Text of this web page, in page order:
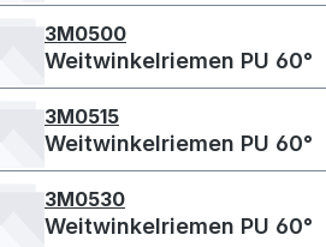
3M0500
Weitwinkelriemen PU 60°
3M0515
Weitwinkelriemen PU 60°
3M0530
Weitwinkelriemen PU 60°